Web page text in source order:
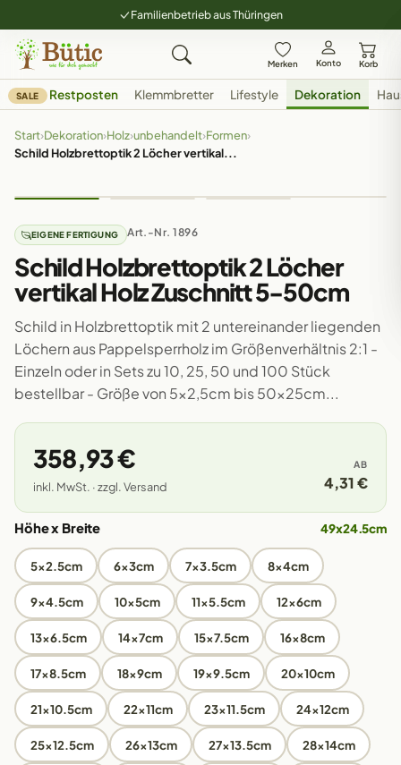
Familienbetrieb aus Thüringen
Merken Konto Korb
SALE Restposten Klemmbretter Lifestyle Dekoration
Start›Dekoration›Holz›unbehandelt›Formen›
Schild Holzbrettoptik 2 Löcher vertikal...
EIGENE FERTIGUNG Art.-Nr. 1896
Schild Holzbrettoptik 2 Löcher
vertikal Holz Zuschnitt 5-50cm
Schild in Holzbrettoptik mit 2 untereinander liegenden
Löchern aus Pappelsperrholz im Größenverhältnis 2:1 -
Einzeln oder in Sets zu 10, 25, 50 und 100 Stück
bestellbar - Größe von 5x2,5cm bis 50x25cm...
358,93 €
inkl. MwSt. · zzgl. Versand
AB
4,31 €
Höhe x Breite 49x24.5cm
5x2.5cm 6x3cm 7x3.5cm 8x4cm
9x4.5cm 10x5cm 11x5.5cm 12x6cm
13x6.5cm 14x7cm 15x7.5cm 16x8cm
17x8.5cm 18x9cm 19x9.5cm 20x10cm
21x10.5cm 22x11cm 23x11.5cm 24x12cm
25x12.5cm 26x13cm 27x13.5cm 28x14cm